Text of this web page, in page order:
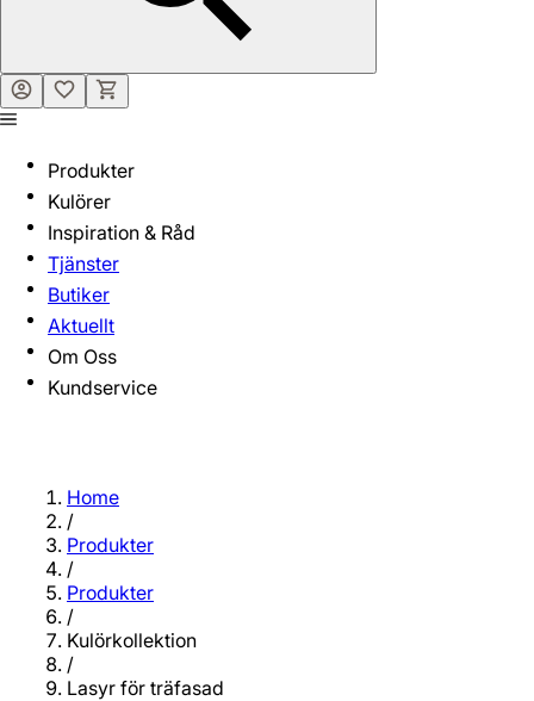
Produkter
Kulörer
Inspiration & Råd
Tjänster
Butiker
Aktuellt
Om Oss
Kundservice
Home
/
Produkter
/
Produkter
/
Kulörkollektion
/
Lasyr för träfasad